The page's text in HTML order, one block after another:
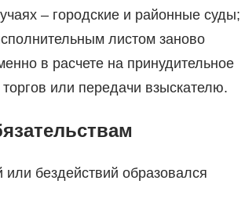
– городские и районные суды;
листом заново
в расчете на принудительное
или передачи взыскателю.
бездействий образовался